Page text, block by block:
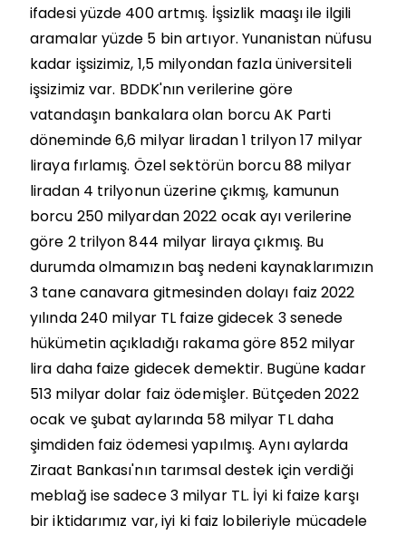
ifadesi yüzde 400 artmış. İşsizlik maaşı ile ilgili
aramalar yüzde 5 bin artıyor. Yunanistan nüfusu
kadar işsizimiz, 1,5 milyondan fazla üniversiteli
işsizimiz var. BDDK'nın verilerine göre
vatandaşın bankalara olan borcu AK Parti
döneminde 6,6 milyar liradan 1 trilyon 17 milyar
liraya fırlamış. Özel sektörün borcu 88 milyar
liradan 4 trilyonun üzerine çıkmış, kamunun
borcu 250 milyardan 2022 ocak ayı verilerine
göre 2 trilyon 844 milyar liraya çıkmış. Bu
durumda olmamızın baş nedeni kaynaklarımızın
3 tane canavara gitmesinden dolayı faiz 2022
yılında 240 milyar TL faize gidecek 3 senede
hükümetin açıkladığı rakama göre 852 milyar
lira daha faize gidecek demektir. Bugüne kadar
513 milyar dolar faiz ödemişler. Bütçeden 2022
ocak ve şubat aylarında 58 milyar TL daha
şimdiden faiz ödemesi yapılmış. Aynı aylarda
Ziraat Bankası'nın tarımsal destek için verdiği
meblağ ise sadece 3 milyar TL. İyi ki faize karşı
bir iktidarımız var, iyi ki faiz lobileriyle mücadele